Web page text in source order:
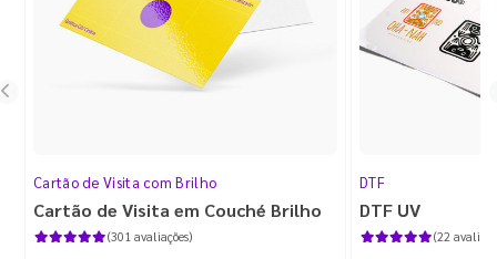
Cartão de Visita com Brilho
Cartão de Visita em Couché Brilho
(301 avaliações)
DTF
DTF UV
(22